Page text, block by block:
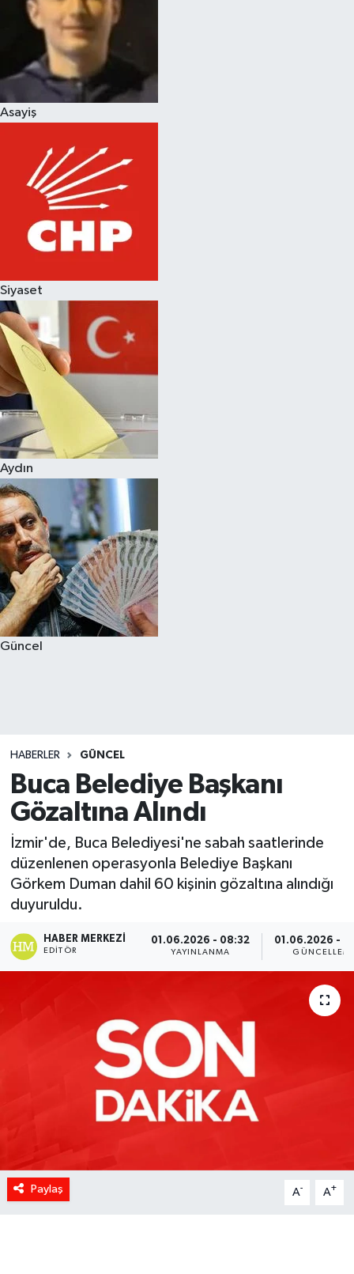
Asayiş
Siyaset
Aydın
Güncel
HABERLER GÜNCEL
Buca Belediye Başkanı
Gözaltına Alındı
İzmir'de, Buca Belediyesi'ne sabah saatlerinde
düzenlenen operasyonla Belediye Başkanı
Görkem Duman dahil 60 kişinin gözaltına alındığı
duyuruldu.
HABER MERKEZI
EDITÖR
01.06.2026 - 08:32
YAYINLANMA
01.06.2026 -
Paylaş A- A+
Magazin